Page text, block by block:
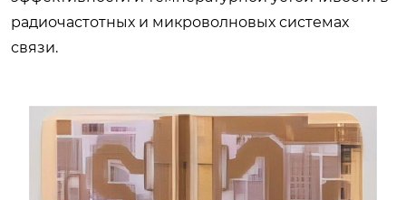
радиочастотных и микроволновых системах
связи.